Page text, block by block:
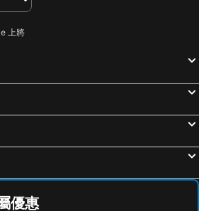
上將
優惠